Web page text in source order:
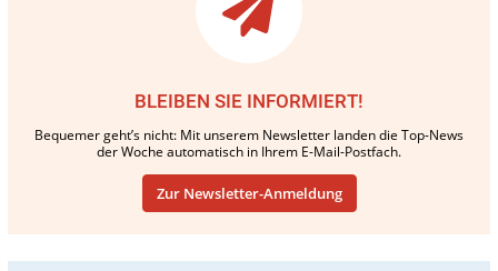
BLEIBEN SIE INFORMIERT!
Bequemer geht’s nicht: Mit unserem Newsletter landen die Top-News
der Woche automatisch in Ihrem E-Mail-Postfach.
Zur Newsletter-Anmeldung